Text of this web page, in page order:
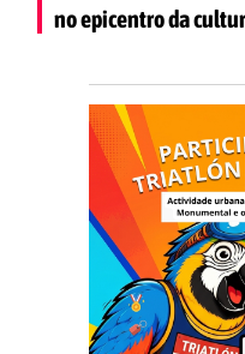
no epicentro da